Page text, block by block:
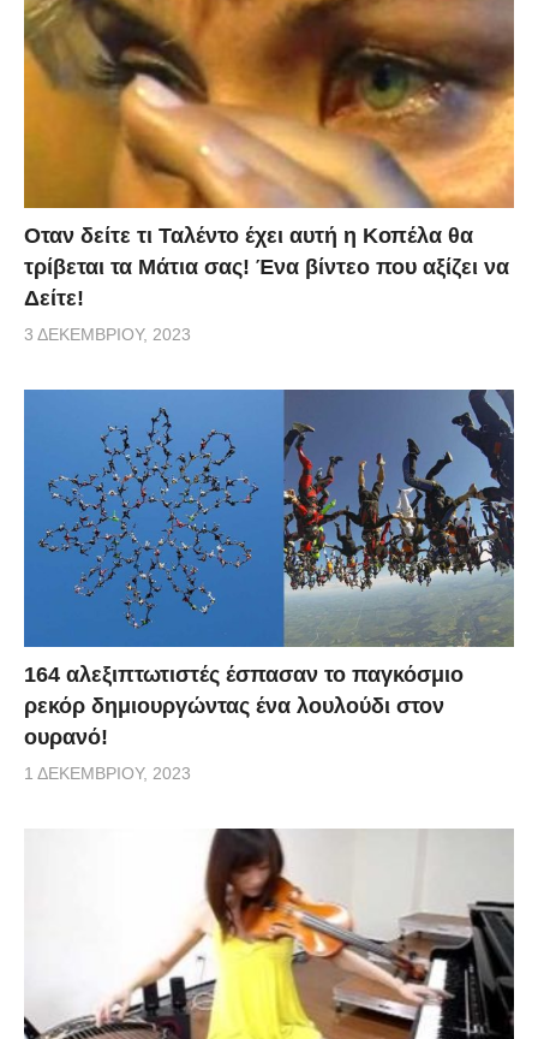
Οταν δείτε τι Ταλέντο έχει αυτή η Κοπέλα θα
τρίβεται τα Μάτια σας! Ένα βίντεο που αξίζει να
Δείτε!
3 ΔΕΚΕΜΒΡΊΟΥ, 2023
164 αλεξιπτωτιστές έσπασαν το παγκόσμιο
ρεκόρ δημιουργώντας ένα λουλούδι στον
ουρανό!
1 ΔΕΚΕΜΒΡΊΟΥ, 2023